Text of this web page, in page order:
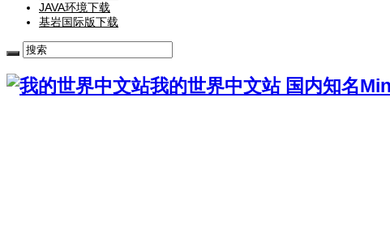
JAVA环境下载
基岩国际版下载
我的世界中文站 国内知名